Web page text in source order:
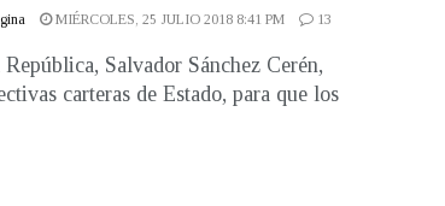
MIÉRCOLES, 25 JULIO 2018 8:41 PM 13
Salvador Sánchez Cerén,
carteras de Estado, para que los